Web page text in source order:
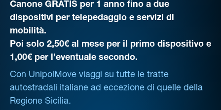
Canone GRATIS per 1 anno fino a due
dispositivi per telepedaggio e servizi di
mobilità.
Poi solo 2,50€ al mese per il primo dispositivo e
1,00€ per l’eventuale secondo.
Con UnipolMove viaggi su tutte le tratte
autostradali italiane ad eccezione di quelle della
Regione Sicilia.